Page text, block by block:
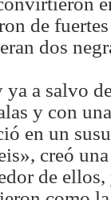
de
dos
a salvo
y con
en un
creó
de